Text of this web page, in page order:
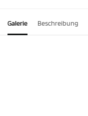
Galerie Beschreibung